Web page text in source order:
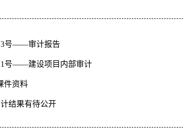
3号——审计报告
1号――建设项目内部审计
件资料
结果有待公开